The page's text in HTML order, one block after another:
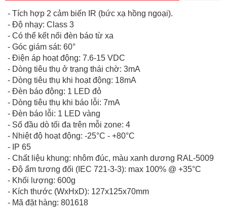
- Tích hợp 2 cảm biến IR (bức xạ hồng ngoại).
- Độ nhạy: Class 3
- Có thể kết nối đèn báo từ xa
- Góc giám sát: 60°
- Điện áp hoạt động: 7.6-15 VDC
- Dòng tiêu thụ ở trạng thái chờ: 3mA
- Dòng tiêu thụ khi hoạt động: 18mA
- Đèn báo động: 1 LED đỏ
- Dòng tiêu thụ khi báo lỗi: 7mA
- Đèn báo lỗi: 1 LED vàng
- Số đầu dò tối đa trên mỗi zone: 4
- Nhiệt độ hoạt động: -25°C - +80°C
- IP 65
- Chất liệu khung: nhôm đúc, màu xanh dương RAL-5009
- Độ ẩm tương đối (IEC 721-3-3): max 100% @ +35°C
- Khối lượng: 600g
- Kích thước (WxHxD): 127x125x70mm
- Mã đặt hàng: 801618